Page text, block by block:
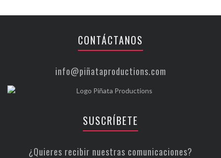
CONTÁCTANOS
info@piñataproductions.com
SUSCRÍBETE
¿Quieres recibir nuestras comunicaciones?